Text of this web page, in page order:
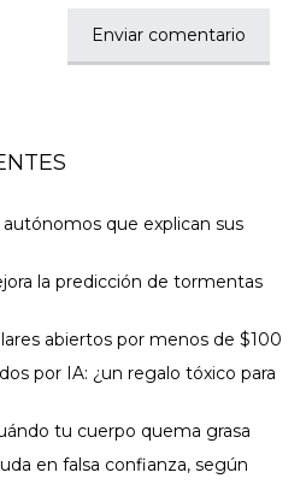
que explican sus
la predicción de tormentas
abiertos por menos de $100
por IA: ¿un regalo tóxico para
tu cuerpo quema grasa
en falsa confianza, según